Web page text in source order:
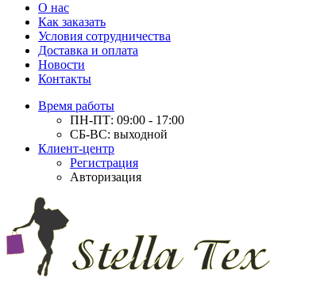
О нас
Как заказать
Условия сотрудничества
Доставка и оплата
Новости
Контакты
Время работы
ПН-ПТ: 09:00 - 17:00
СБ-ВС: выходной
Клиент-центр
Регистрация
Авторизация